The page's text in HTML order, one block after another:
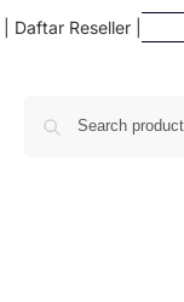
Daftar Reseller